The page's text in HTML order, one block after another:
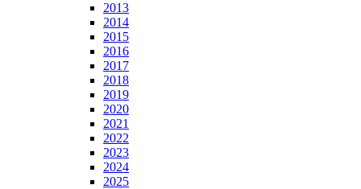
2013
2014
2015
2016
2017
2018
2019
2020
2021
2022
2023
2024
2025